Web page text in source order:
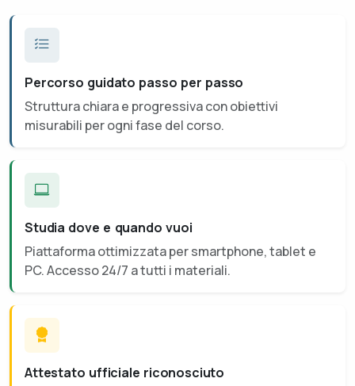
Percorso guidato passo per passo
Struttura chiara e progressiva con obiettivi
misurabili per ogni fase del corso.
Studia dove e quando vuoi
Piattaforma ottimizzata per smartphone, tablet e
PC. Accesso 24/7 a tutti i materiali.
Attestato ufficiale riconosciuto